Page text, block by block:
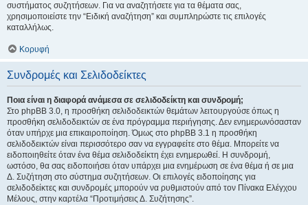
συστήματος συζητήσεων. Για να αναζητήσετε για τα θέματα σας,
χρησιμοποιείστε την “Ειδική αναζήτηση” και συμπληρώστε τις επιλογές
καταλλήλως.
Κορυφή
Συνδρομές και Σελιδοδείκτες
Ποια είναι η διαφορά ανάμεσα σε σελιδοδείκτη και συνδρομή;
Στο phpBB 3.0, η προσθήκη σελιδοδεικτών θεμάτων λειτουργούσε όπως η
προσθήκη σελιδοδεικτών σε ένα πρόγραμμα περιήγησης. Δεν ενημερωνόσασταν
όταν υπήρχε μια επικαιροποίηση. Όμως στο phpBB 3.1 η προσθήκη
σελιδοδεικτών είναι περισσότερο σαν να εγγραφείτε στο θέμα. Μπορείτε να
ειδοποιηθείτε όταν ένα θέμα σελιδοδείκτη έχει ενημερωθεί. Η συνδρομή,
ωστόσο, θα σας ειδοποιήσει όταν υπάρχει μια ενημέρωση σε ένα θέμα ή σε μια
Δ. Συζήτηση στο σύστημα συζητήσεων. Οι επιλογές ειδοποίησης για
σελιδοδείκτες και συνδρομές μπορούν να ρυθμιστούν από τον Πίνακα Ελέγχου
Μέλους, στην καρτέλα “Προτιμήσεις Δ. Συζήτησης”.